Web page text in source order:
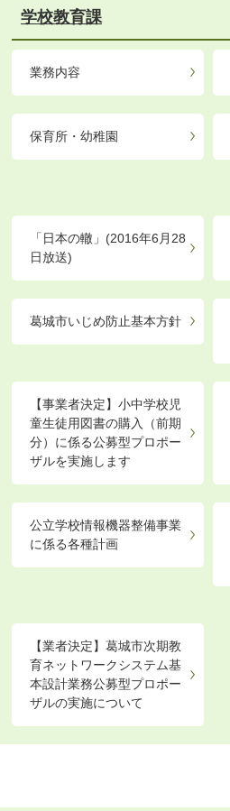
学校教育課
業務内容
保育所・幼稚園
「日本の轍」(2016年6月28
日放送)
葛城市いじめ防止基本方針
【事業者決定】小中学校児
童生徒用図書の購入（前期
分）に係る公募型プロポー
ザルを実施します
公立学校情報機器整備事業
に係る各種計画
【業者決定】葛城市次期教
育ネットワークシステム基
本設計業務公募型プロポー
ザルの実施について